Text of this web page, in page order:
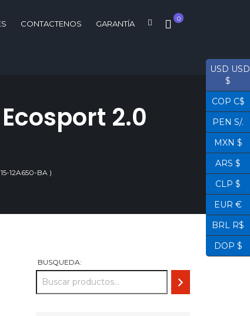
0
CONTACTENOS GARANTÍA
2.0
12A650-BA )
BUSQUEDA:
USD USD
$
COP C$
PEN S/.
MXN $
ARS $
CLP $
EUR €
BRL R$
DOP $